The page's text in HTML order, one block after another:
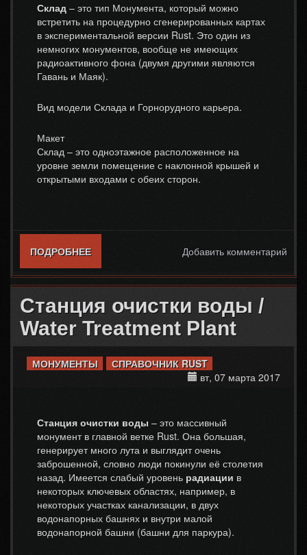
Склад – это тип Монумента, который можно
встретить на процедурно сгенерированных картах
в экспериментальной версии Rust. Это один из
немногих монументов, вообще не имеющих
радиоактивного фона (двумя другими являются
Гавань и Маяк).
Вид модели Склада и Горнорудного карьера.
Макет
Склад – это одноэтажное расположенное на
уровне земли помещение с наклонной крышей и
открытыми входами с обеих сторон.
ПОДРОБНЕЕО СКЛАД / WAREHOUSEДобавить комментарий
Станция очистки воды /
Water Treatment Plant
МОНУМЕНТЫ
СПРАВОЧНИК RUST
вт, 07 марта 2017
Станция очистки воды – это массивный
монумент в главной ветке Rust. Она большая,
генерирует много лута и выглядит очень
заброшенной, словно люди покинули её столетия
назад. Имеется слабый уровень радиации в
некоторых ключевых областях, например, в
некоторых участках канализации, в двух
водонапорных башнях и внутри малой
водонапорной башни (башни для паркура).